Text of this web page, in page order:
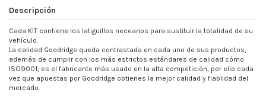
Descripción
Cada KIT contiene los latiguillos necearios para sustituir la totalidad de su
vehículo.
La calidad Goodridge queda contrastada en cada uno de sus productos,
además de cumplir con los más estrictos estándares de calidad cómo
ISO9001, es el fabricante más usado en la alta competición, por ello cada
vez que apuestas por Goodridge obtienes la mejor calidad y fiablidad del
mercado.